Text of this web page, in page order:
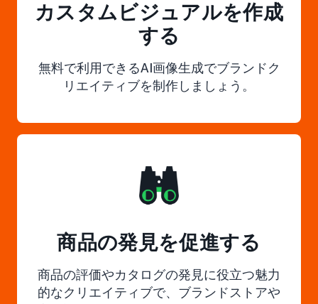
カスタムビジュアルを作成
する
無料で利用できるAI画像生成でブランドク
リエイティブを制作しましょう。
商品の発見を促進する
商品の評価やカタログの発見に役立つ魅力
的なクリエイティブで、ブランドストアや